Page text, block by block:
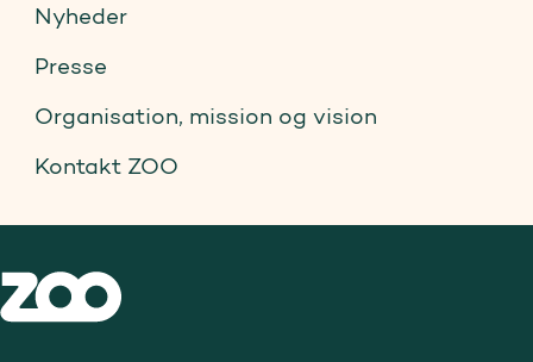
Nyheder
Presse
Organisation, mission og vision
Kontakt ZOO